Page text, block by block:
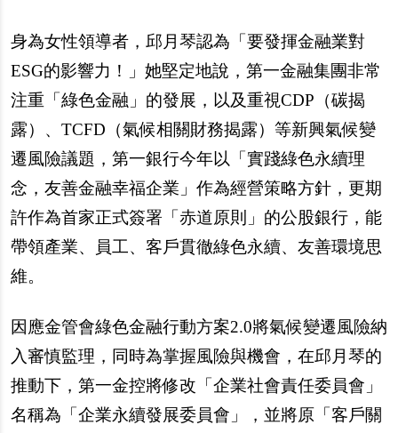
身為女性領導者，邱月琴認為「要發揮金融業對
ESG的影響力！」她堅定地說，第一金融集團非常
注重「綠色金融」的發展，以及重視CDP（碳揭
露）、TCFD（氣候相關財務揭露）等新興氣候變
遷風險議題，第一銀行今年以「實踐綠色永續理
念，友善金融幸福企業」作為經營策略方針，更期
許作為首家正式簽署「赤道原則」的公股銀行，能
帶領產業、員工、客戶貫徹綠色永續、友善環境思
維。
因應金管會綠色金融行動方案2.0將氣候變遷風險納
入審慎監理，同時為掌握風險與機會，在邱月琴的
推動下，第一金控將修改「企業社會責任委員會」
名稱為「企業永續發展委員會」，並將原「客戶關